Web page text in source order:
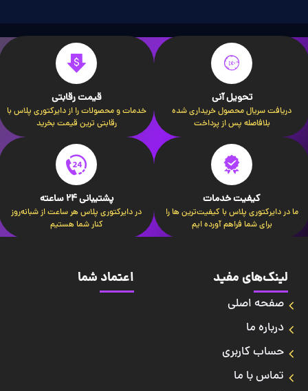
تحویل آنی
دریافت سریال محصول خریداری شده
بلافاصله پس از پرداخت
قیمت رقابتی
خدمات و محصولات را از دایرکتوری پلاس با
رقابتی ترین قیمت بخرید
کیفیت خدمات
ما در دایرکتوری پلاس با کیفیت‌ترین ها را
برای شما فراهم آورده ایم
پشتیبانی 24 ساعته
در دایرکتوری پلاس هر ساعت از شبانه‌روز
کنار شما هستیم
لینک‌های مفید
صفحه اصلی
درباره ما
حساب کاربری
تماس با ما
اعتماد شما